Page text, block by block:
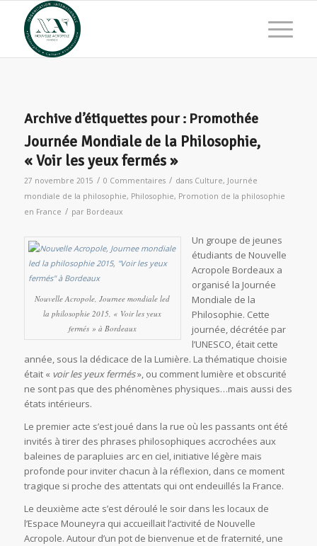
Archive d’étiquettes pour : Promothée
Journée Mondiale de la Philosophie,
« Voir les yeux fermés »
27 novembre 2015 / 0 Commentaires / dans Culture, Journée
mondiale de la philosophie, Philosophie, Promotion de la philosophie
en France / par Bordeaux
Nouvelle Acropole, Journee mondiale led
la philosophie 2015, « Voir les yeux
fermés » à Bordeaux
Un groupe de jeunes
étudiants de Nouvelle
Acropole Bordeaux a
organisé la Journée
Mondiale de la
Philosophie. Cette
journée, décrétée par
l’UNESCO, était cette
année, sous la dédicace de la Lumière. La thématique choisie
était « voir les yeux fermés», ou comment lumière et obscurité
ne sont pas que des phénomènes physiques…mais aussi des
états intérieurs.
Le premier acte s’est joué dans la rue où les passants ont été
invités à tirer des phrases philosophiques accrochées aux
baleines de parapluies arc en ciel, initiative légère mais
profonde pour inviter chacun à la réflexion, dans ce moment
tragique si proche des attentats qui ont endeuillés la France.
Le deuxième acte s’est déroulé le soir dans les locaux de
l’Espace Mouneyra qui accueillait l’activité de Nouvelle
Acropole. Autour d’un pot de bienvenue et de fraternité, une